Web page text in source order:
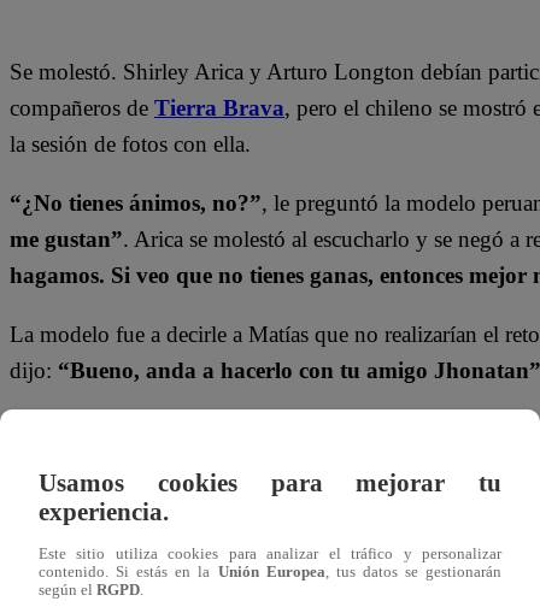
Se molestó. Shirley Arica y Arturo Longton debían
compañeros de Tierra Brava, pero el chileno se mostró
la sesión de fotos con ella.
“¿No tienes ánimos, no?”, le preguntó la modelo
me gustan”. Arica se molestó al escucharlo y se negó a
hagamos. Si veo que no tienes ganas, entonces mejor
La modelo fue a decirle a Matías que no realizarían el
dijo: “Bueno, anda a hacerlo con tu amigo Jhonatan”
muestra distante. Por otro lado, Gabrieli le reclama a
Mira el momento que se vivió en “Tierra Brava”
Usamos cookies para mejorar tu
experiencia.
Este sitio utiliza cookies para analizar el tráfico y personalizar
contenido. Si estás en la Unión Europea, tus datos se gestionarán
según el RGPD.